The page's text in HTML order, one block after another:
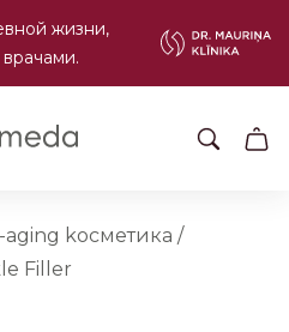
жизни,
aging kосметика /
Filler